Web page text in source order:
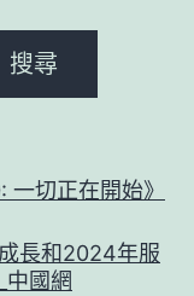
搜尋
切正在開始》
長和2024年服
中國網